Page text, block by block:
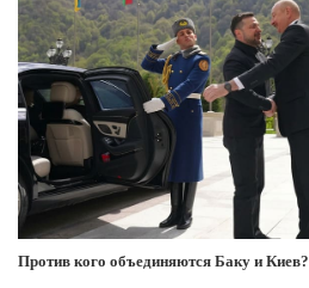
Против кого объединяются Баку и Киев?